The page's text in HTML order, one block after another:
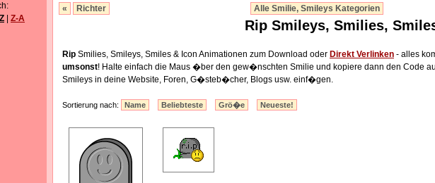
Z-A
« Richter Alle Smilie, Smileys Kategorien
Rip Smileys, Smilies,
Rip Smilies, Smileys, Smiles & Icon Animationen zum Download oder Direkt Verlinken - alles
umsonst! Halte einfach die Maus �ber den gew�nschten Smilie und kopiere dann den Code
Smileys in deine Website, Foren, G�steb�cher, Blogs usw. einf�gen.
Sortierung nach: Name Beliebteste Grö�e Neueste!